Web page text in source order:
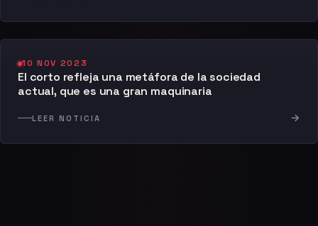
10 NOV 2023
El corto refleja una metáfora de la sociedad
actual, que es una gran maquinaria
LEER NOTICIA →